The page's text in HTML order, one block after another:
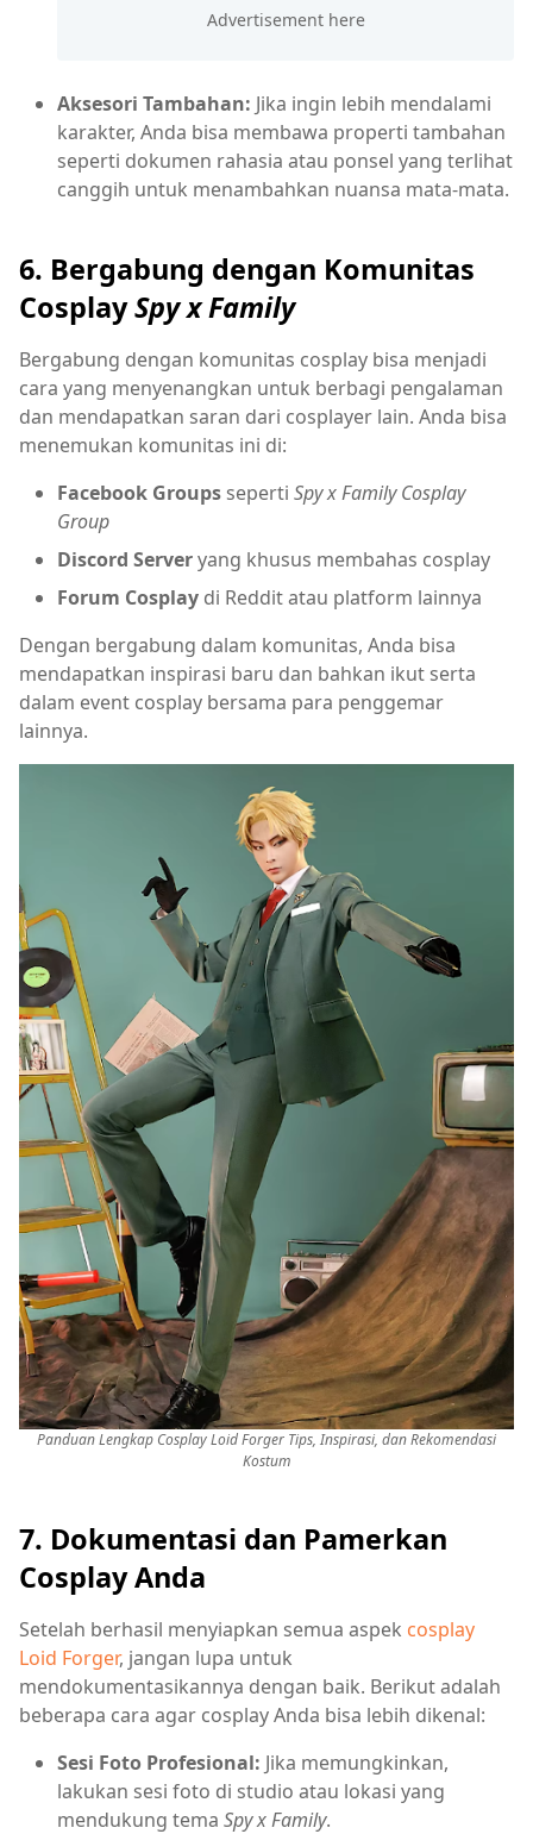
Aksesori Tambahan: Jika ingin lebih mendalami
karakter, Anda bisa membawa properti tambahan
seperti dokumen rahasia atau ponsel yang terlihat
canggih untuk menambahkan nuansa mata-mata.
6. Bergabung dengan Komunitas
CosplaySpy x Family
Bergabung dengan komunitas cosplay bisa menjadi
cara yang menyenangkan untuk berbagi pengalaman
dan mendapatkan saran dari cosplayer lain. Anda bisa
menemukan komunitas ini di:
Facebook Groups seperti Spy x Family Cosplay
Group
Discord Serveryang khusus membahas cosplay
Forum Cosplay di Reddit atau platform lainnya
Dengan bergabung dalam komunitas, Anda bisa
mendapatkan inspirasi baru dan bahkan ikut serta
dalam event cosplay bersama para penggemar
lainnya.
Panduan Lengkap Cosplay Loid Forger Tips, Inspirasi, dan Rekomendasi
Kostum
7. Dokumentasi dan Pamerkan
Cosplay Anda
Setelah berhasil menyiapkan semua aspek cosplay
Loid Forger, jangan lupa untuk
mendokumentasikannya dengan baik. Berikut adalah
beberapa cara agar cosplay Anda bisa lebih dikenal:
Sesi Foto Profesional: Jika memungkinkan,
lakukan sesi foto di studio atau lokasi yang
mendukung tema Spy x Family.